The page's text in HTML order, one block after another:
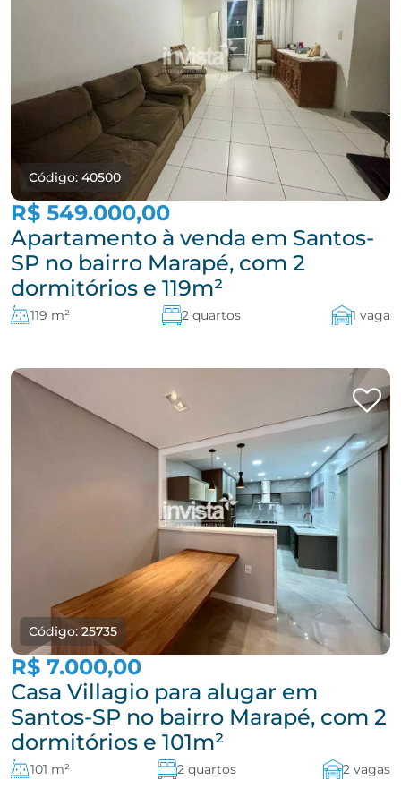
Código: 40500
R$ 549.000,00
Apartamento à venda em Santos-
SP no bairro Marapé, com 2
dormitórios e 119m²
119 m² 2 quartos 1 vaga
Código: 25735
R$ 7.000,00
Casa Villagio para alugar em
Santos-SP no bairro Marapé, com 2
dormitórios e 101m²
101 m² 2 quartos 2 vagas